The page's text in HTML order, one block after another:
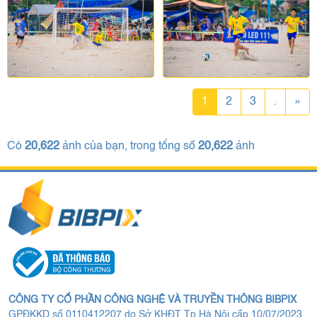
1 2 3 . »
Có 20,622 ảnh của bạn, trong tổng số 20,622 ảnh
CÔNG TY CỔ PHẦN CÔNG NGHỆ VÀ TRUYỀN THÔNG BIBPIX